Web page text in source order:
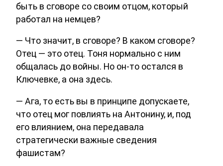
быть в сговоре со своим отцом, который
работал на немцев?
— Что значит, в сговоре? В каком сговоре?
Отец — это отец. Тоня нормально с ним
общалась до войны. Но он-то остался в
Ключевке, а она здесь.
— Ага, то есть вы в принципе допускаете,
что отец мог повлиять на Антонину, и, под
его влиянием, она передавала
стратегически важные сведения
фашистам?